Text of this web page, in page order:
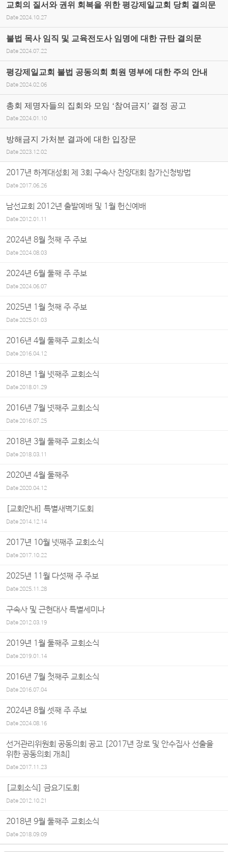
교회의 질서와 권위 회복을 위한 평강제일교회 당회 결의문
Date 2024.10.27
불법 목사 임직 및 교육전도사 임명에 대한 규탄 결의문
Date 2024.07.22
평강제일교회 불법 공동의회 회원 명부에 대한 주의 안내
Date 2024.02.06
총회 제명자들의 집회와 모임 ‘참여금지’ 결정 공고
Date 2024.01.10
방해금지 가처분 결과에 대한 입장문
Date 2023.12.02
2017년 하계대성회 제 3회 구속사 찬양대회 참가신청방법
Date2017.06.26
남선교회 2012년 출발예배 및 1월 헌신예배
Date2012.01.11
2024년 8월 첫째 주 주보
Date2024.08.03
2024년 6월 둘째 주 주보
Date2024.06.07
2025년 1월 첫째 주 주보
Date2025.01.03
2016년 4월 둘째주 교회소식
Date2016.04.12
2018년 1월 넷째주 교회소식
Date2018.01.29
2016년 7월 넷째주 교회소식
Date2016.07.25
2018년 3월 둘째주 교회소식
Date2018.03.11
2020년 4월 둘째주
Date2020.04.12
[교회안내] 특별새벽기도회
Date2014.12.14
2017년 10월 넷째주 교회소식
Date2017.10.22
2025년 11월 다섯째 주 주보
Date2025.11.28
구속사 및 근현대사 특별세미나
Date2012.03.19
2019년 1월 둘째주 교회소식
Date2019.01.14
2016년 7월 첫째주 교회소식
Date2016.07.04
2024년 8월 셋째 주 주보
Date2024.08.16
선거관리위원회 공동의회 공고 [2017년 장로 및 안수집사 선출을
위한 공동의회 개최]
Date2017.11.23
[교회소식] 금요기도회
Date2012.10.21
2018년 9월 둘째주 교회소식
Date2018.09.09